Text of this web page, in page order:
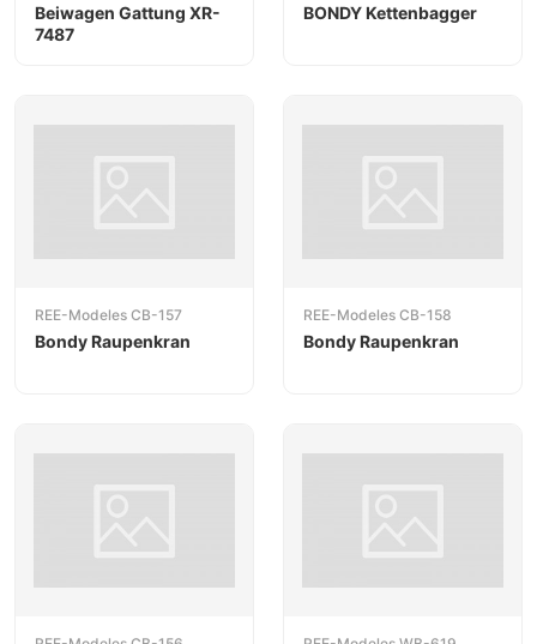
Beiwagen Gattung XR-
7487
BONDY Kettenbagger
REE-Modeles CB-157
Bondy Raupenkran
REE-Modeles CB-158
Bondy Raupenkran